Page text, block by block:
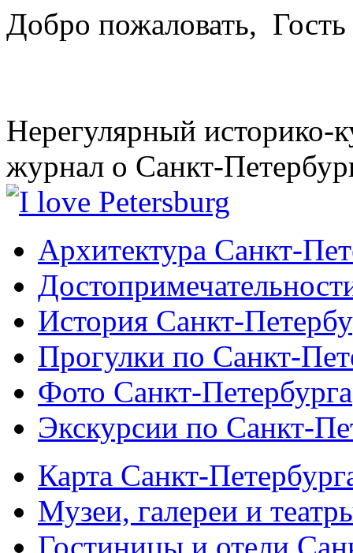
Добро пожаловать, Гость
Нерегулярный историко-
журнал о Санкт-
Архитектура Санкт-
История Санкт-
Прогулки по Санкт-
Фото Санкт-Петербурга
Экскурсии по Санкт-
Карта Санкт-
Музеи, галереи и